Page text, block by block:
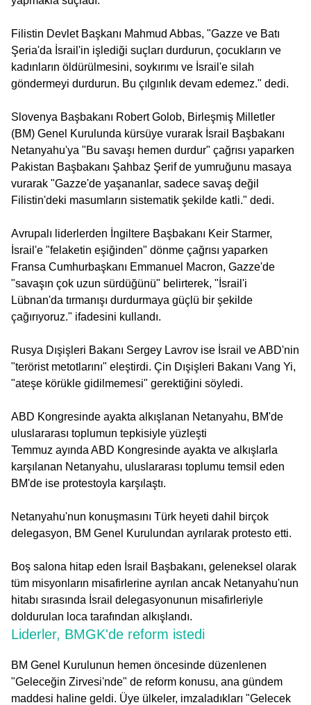
Filistin Devlet Başkanı Mahmud Abbas, "Gazze ve Batı
Şeria'da İsrail'in işlediği suçları durdurun, çocukların ve
kadınların öldürülmesini, soykırımı ve İsrail'e silah
göndermeyi durdurun. Bu çılgınlık devam edemez." dedi.
Slovenya Başbakanı Robert Golob, Birleşmiş Milletler
(BM) Genel Kurulunda kürsüye vurarak İsrail Başbakanı
Netanyahu'ya "Bu savaşı hemen durdur" çağrısı yaparken
Pakistan Başbakanı Şahbaz Şerif de yumruğunu masaya
vurarak "Gazze'de yaşananlar, sadece savaş değil
Filistin'deki masumların sistematik şekilde katli." dedi.
Avrupalı liderlerden İngiltere Başbakanı Keir Starmer,
İsrail'e "felaketin eşiğinden" dönme çağrısı yaparken
Fransa Cumhurbaşkanı Emmanuel Macron, Gazze'de
"savaşın çok uzun sürdüğünü" belirterek, "İsrail'i
Lübnan'da tırmanışı durdurmaya güçlü bir şekilde
çağırıyoruz." ifadesini kullandı.
Rusya Dışişleri Bakanı Sergey Lavrov ise İsrail ve ABD'nin
"terörist metotlarını" eleştirdi. Çin Dışişleri Bakanı Vang Yi,
"ateşe körükle gidilmemesi" gerektiğini söyledi.
ABD Kongresinde ayakta alkışlanan Netanyahu, BM'de
uluslararası toplumun tepkisiyle yüzleşti
Temmuz ayında ABD Kongresinde ayakta ve alkışlarla
karşılanan Netanyahu, uluslararası toplumu temsil eden
BM'de ise protestoyla karşılaştı.
Netanyahu'nun konuşmasını Türk heyeti dahil birçok
delegasyon, BM Genel Kurulundan ayrılarak protesto etti.
Boş salona hitap eden İsrail Başbakanı, geleneksel olarak
tüm misyonların misafirlerine ayrılan ancak Netanyahu'nun
hitabı sırasında İsrail delegasyonunun misafirleriyle
doldurulan loca tarafından alkışlandı.
Liderler, BMGK'de reform istedi
BM Genel Kurulunun hemen öncesinde düzenlenen
"Geleceğin Zirvesi'nde" de reform konusu, ana gündem
maddesi haline geldi. Üye ülkeler, imzaladıkları "Gelecek